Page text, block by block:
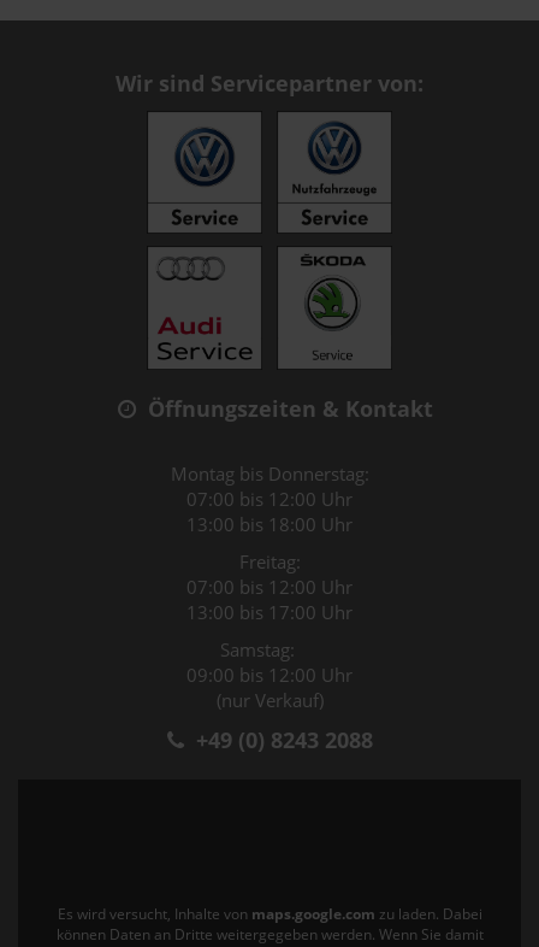
Wir sind Servicepartner von:
Öffnungszeiten & Kontakt
Montag bis Donnerstag:
07:00 bis 12:00 Uhr
13:00 bis 18:00 Uhr
Freitag:
07:00 bis 12:00 Uhr
13:00 bis 17:00 Uhr
Samstag:
09:00 bis 12:00 Uhr
(nur Verkauf)
+49 (0) 8243 2088
Es wird versucht, Inhalte von maps.google.com zu laden. Dabei
können Daten an Dritte weitergegeben werden. Wenn Sie damit